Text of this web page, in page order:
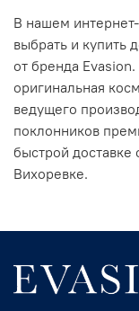
В нашем
выбрать и купить
от бренда
оригинальная
ведущего
поклонников
быстрой
Вихоревке.